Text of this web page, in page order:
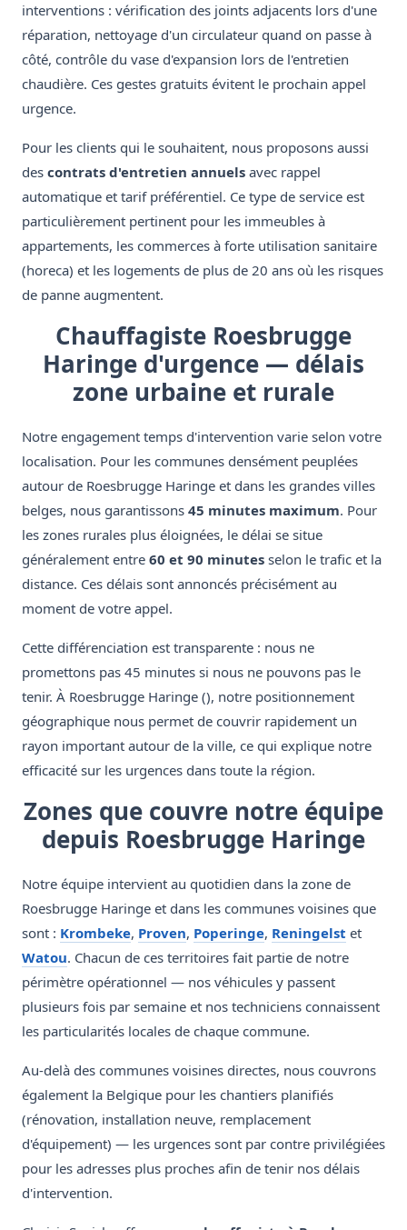
interventions : vérification des joints adjacents lors d'une
réparation, nettoyage d'un circulateur quand on passe à
côté, contrôle du vase d'expansion lors de l'entretien
chaudière. Ces gestes gratuits évitent le prochain appel
urgence.
Pour les clients qui le souhaitent, nous proposons aussi
des contrats d'entretien annuels avec rappel
automatique et tarif préférentiel. Ce type de service est
particulièrement pertinent pour les immeubles à
appartements, les commerces à forte utilisation sanitaire
(horeca) et les logements de plus de 20 ans où les risques
de panne augmentent.
Chauffagiste Roesbrugge
Haringe d'urgence — délais
zone urbaine et rurale
Notre engagement temps d'intervention varie selon votre
localisation. Pour les communes densément peuplées
autour de Roesbrugge Haringe et dans les grandes villes
belges, nous garantissons 45 minutes maximum. Pour
les zones rurales plus éloignées, le délai se situe
généralement entre 60 et 90 minutes selon le trafic et la
distance. Ces délais sont annoncés précisément au
moment de votre appel.
Cette différenciation est transparente : nous ne
promettons pas 45 minutes si nous ne pouvons pas le
tenir. À Roesbrugge Haringe (), notre positionnement
géographique nous permet de couvrir rapidement un
rayon important autour de la ville, ce qui explique notre
efficacité sur les urgences dans toute la région.
Zones que couvre notre équipe
depuis Roesbrugge Haringe
Notre équipe intervient au quotidien dans la zone de
Roesbrugge Haringe et dans les communes voisines que
sont : Krombeke, Proven, Poperinge, Reningelst et
Watou. Chacun de ces territoires fait partie de notre
périmètre opérationnel — nos véhicules y passent
plusieurs fois par semaine et nos techniciens connaissent
les particularités locales de chaque commune.
Au-delà des communes voisines directes, nous couvrons
également la Belgique pour les chantiers planifiés
(rénovation, installation neuve, remplacement
d'équipement) — les urgences sont par contre privilégiées
pour les adresses plus proches afin de tenir nos délais
d'intervention.